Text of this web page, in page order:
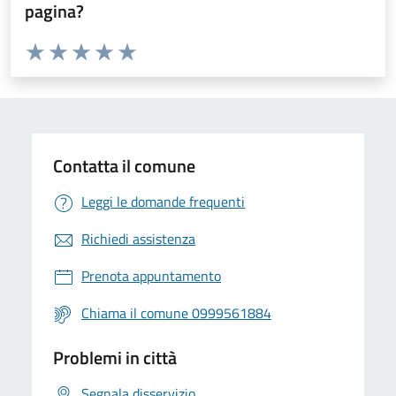
pagina?
Valuta da 1 a 5 stelle la pagina
Valuta 5 stelle su 5
Valuta 4 stelle su 5
Valuta 3 stelle su 5
Valuta 2 stelle su 5
Valuta 1 stelle su 5
Contatta il comune
Leggi le domande frequenti
Richiedi assistenza
Prenota appuntamento
Chiama il comune 0999561884
Problemi in città